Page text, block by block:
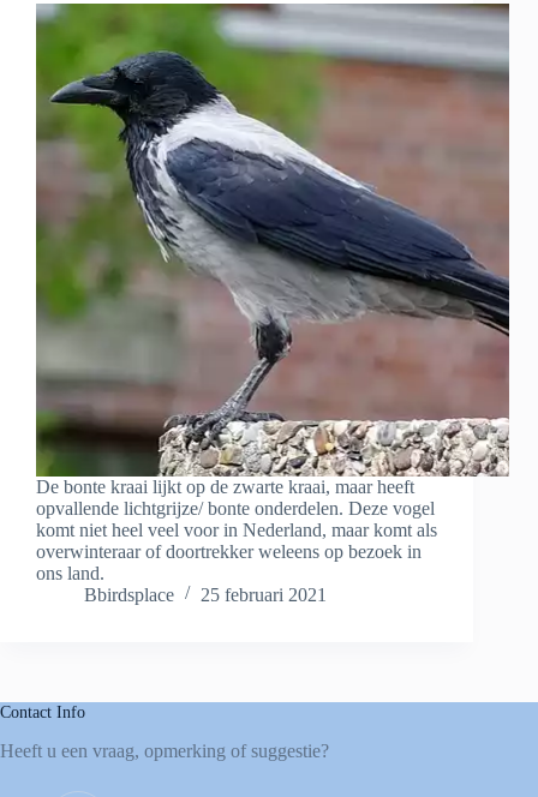
De bonte kraai lijkt op de zwarte kraai, maar heeft
opvallende lichtgrijze/ bonte onderdelen. Deze vogel
komt niet heel veel voor in Nederland, maar komt als
overwinteraar of doortrekker weleens op bezoek in
ons land.
Bbirdsplace
25 februari 2021
Contact Info
Heeft u een vraag, opmerking of suggestie?